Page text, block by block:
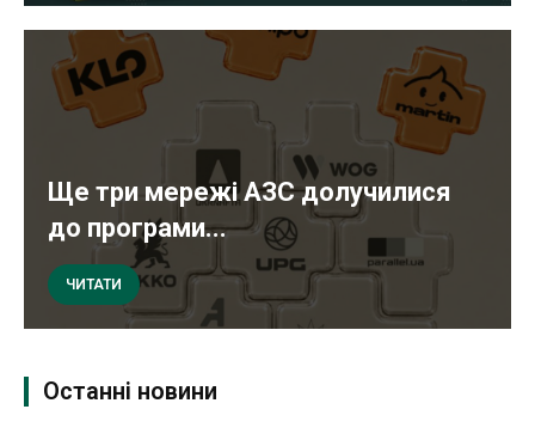
Ще три мережі АЗС долучилися
до програми...
ЧИТАТИ
Останні новини